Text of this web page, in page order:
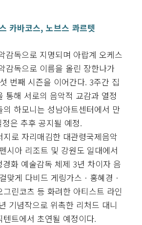
카바코스, 노브스 콰르텟
감독으로 지명되며 아랍계 오케스
감독으로 이름을 올린 장한나가
번째 시즌을 이어간다. 3주간 집
통해 서로의 음악적 교감과 열정
하모니는 성남아트센터에서 만
은 추후 공지될 예정.
로 자리매김한 대관령국제음악
시아 리조트 및 강원도 일대에서
화 예술감독 체제 3년 차이자 음
맞게 다비드 게링가스ㆍ홍혜경ㆍ
린코츠 등 화려한 아티스트 라인
기념작으로 위촉한 리처드 대니
트에서 초연될 예정이다.